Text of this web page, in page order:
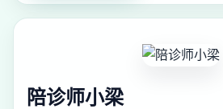
陪诊师小梁